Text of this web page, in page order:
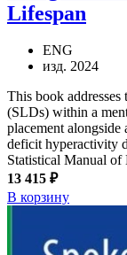
Lifespan
ENG
изд. 2024
This book
(SLDs) within a
placement
deficit hyperactivity
Statistical Manual
13 415 ₽
В корзину